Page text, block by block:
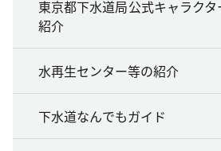
東京都下水道局公式キャラク
紹介
水再生センター等の紹介
下水道なんでもガイド